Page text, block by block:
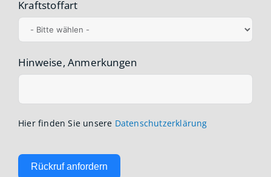
Kraftstoffart
Hinweise, Anmerkungen
Hier finden Sie unsere Datenschutzerklärung
Rückruf anfordern